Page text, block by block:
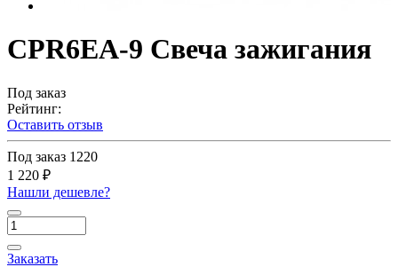
CPR6EA-9 Свеча зажигания
Под заказ
Рейтинг:
Оставить отзыв
Под заказ 1220
1 220 ₽
Нашли дешевле?
Заказать